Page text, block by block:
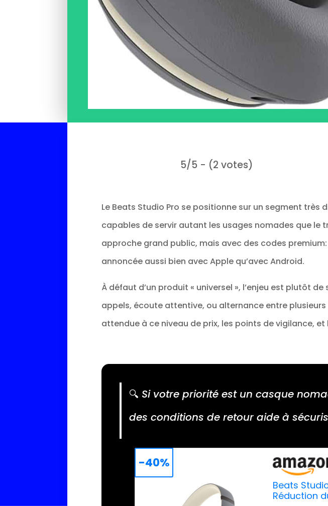
5/5 - (2 votes)
Le Beats Studio Pro se positionne sur un segment
capables de servir autant les usages nomades que le
approche grand public, mais avec des codes
annoncée aussi bien avec Apple qu’avec Android.
À défaut d’un produit « universel », l’enjeu est plutôt
appels, écoute attentive, ou alternance entre
attendue à ce niveau de prix, les points de vigilance,
🔍 Si votre priorité est un casque
des conditions de retour aide à
Beats
Réduction
-40%